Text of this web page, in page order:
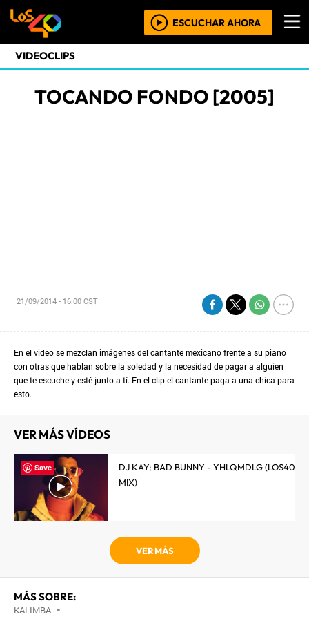
ESCUCHAR AHORA
VIDEOCLIPS
TOCANDO FONDO [2005]
21/09/2014 - 16:00CST
En el video se mezclan imágenes del cantante mexicano frente a su piano
con otras que hablan sobre la soledad y la necesidad de pagar a alguien
que te escuche y esté junto a tí. En el clip el cantante paga a una chica para
esto.
VER MÁS VÍDEOS
DJ KAY; BAD BUNNY - YHLQMDLG (LOS40
MIX)
VER MÁS
MÁS SOBRE:
KALIMBA •
Save